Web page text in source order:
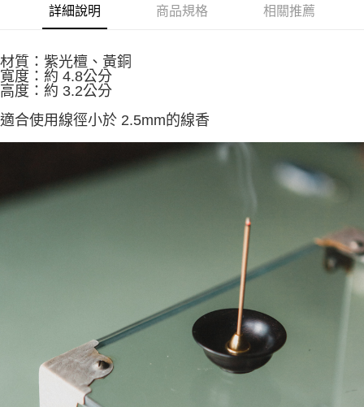
AFTEE先享後付
相關說明
AFTEE先享後付是「在收到商品之後才付款」的支付方式。 讓您購物簡單
便利好安心！
１．簡單：不需註冊會員、不需綁卡、不需儲值。
３．安心：先確認商品／服務後，再付款。
１．於結帳方式選擇「AFTEE先享後付」後，將跳轉至「AFTEE先享後付」
結帳頁面，進行簡訊認證並確認金額後，即可完成結帳。
２．訂單成立數日內，您將收到繳費通知簡訊。
ATM／網路銀行／等多元方式進行付款，方視為交易完成。
※ 請注意：結帳手續完成當下不需立刻繳費，但若您需要取消訂單，請聯絡
購買商品的店家。未經商家同意取消之訂單仍視為有效，需透過AFTEE先享
※ 交易是否成功請以「AFTEE先享後付 」之結帳頁面顯示為準，若有關於
是否繳費成功／繳費後需取消欲退款等相關疑問，請聯繫「AFTEE先享後付
https://netprotections.freshdesk.com/support/home
１．透過由恩沛科技股份有限公司提供之「AFTEE先享後付」服務完成之交
易，需依本服務之必要範圍內提供個人資料，並將交易相關給付款項請求債
權轉讓予恩沛科技股份有限公司。
２．關於個人資料處理事宜，請瀏覽以下網址：
ATM付款
貨到付款
每筆NT$60，滿NT$1,500(含以上)免運費
付款後全家取貨
每筆NT$60，滿NT$1,500(含以上)免運費
每筆NT$60，滿NT$1,500(含以上)免運費
每筆NT$100，滿NT$1,500(含以上)免運費
詳細說明 商品規格 相關推薦
材質：紫光檀、黃銅
寬度：約 4.8公分
高度：約 3.2公分
適合使用線徑小於 2.5mm的線香